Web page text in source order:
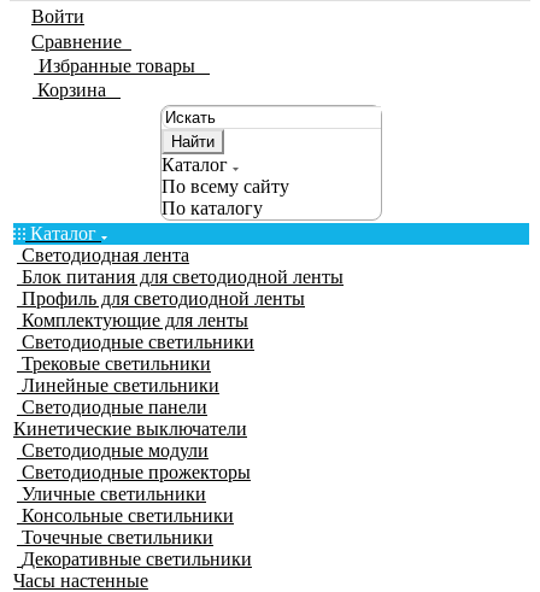
Войти
Сравнение
Избранные товары
Корзина
Найти
Каталог
По всему сайту
По каталогу
Каталог
Светодиодная лента
Блок питания для светодиодной ленты
Профиль для светодиодной ленты
Комплектующие для ленты
Светодиодные светильники
Трековые светильники
Линейные светильники
Светодиодные панели
Кинетические выключатели
Светодиодные модули
Светодиодные прожекторы
Уличные светильники
Консольные светильники
Точечные светильники
Декоративные светильники
Часы настенные